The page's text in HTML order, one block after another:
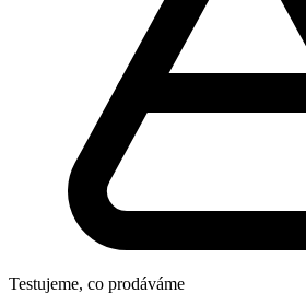
Testujeme, co prodáváme